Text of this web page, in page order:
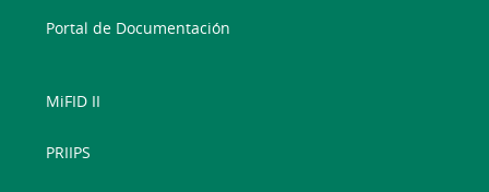
Portal de Documentación
MiFID II
PRIIPS